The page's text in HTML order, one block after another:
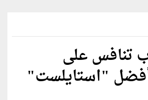
تنافس على
"استايلست"